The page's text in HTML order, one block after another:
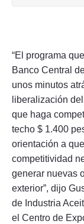
“El programa
Banco Central
unos minutos
liberalización
que haga
techo $ 1.400
orientación a
competitividad
generar nuevas
exterior”, dijo
de Industria
el Centro de